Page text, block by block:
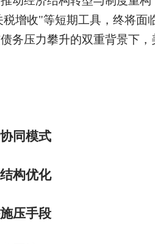
增收"等短期工具，终将面
务压力攀升的双重背景下
同模式
构优化
压手段